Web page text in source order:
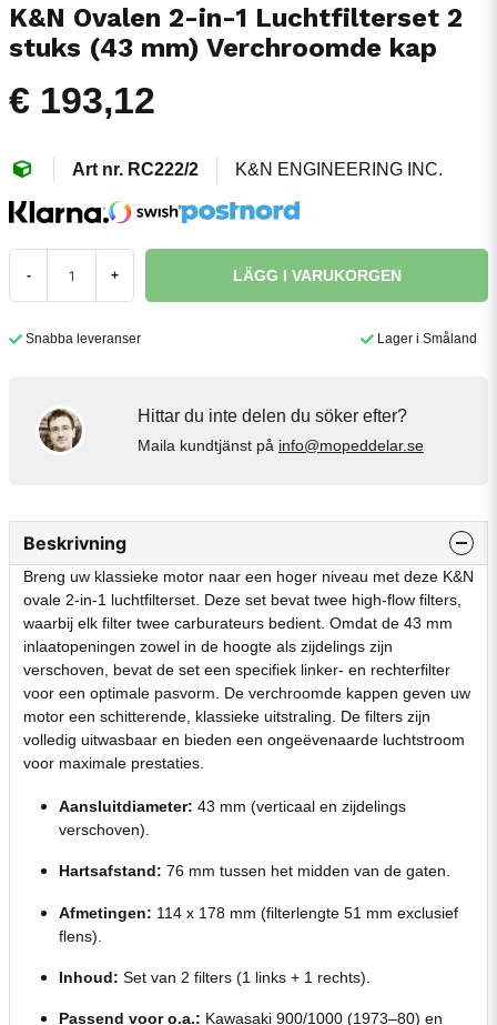
K&N Ovalen 2-in-1 Luchtfilterset 2
stuks (43 mm) Verchroomde kap
€ 193,12
RC222/2 K&N ENGINEERING INC.
- + LÄGG I VARUKORGEN
Snabba leveranser Lager i Småland
Hittar du inte delen du söker efter?
Maila kundtjänst på info@mopeddelar.se
Beskrivning
Breng uw klassieke motor naar een hoger niveau met deze K&N
ovale 2-in-1 luchtfilterset. Deze set bevat twee high-flow filters,
waarbij elk filter twee carburateurs bedient. Omdat de 43 mm
inlaatopeningen zowel in de hoogte als zijdelings zijn
verschoven, bevat de set een specifiek linker- en rechterfilter
voor een optimale pasvorm. De verchroomde kappen geven uw
motor een schitterende, klassieke uitstraling. De filters zijn
volledig uitwasbaar en bieden een ongeëvenaarde luchtstroom
voor maximale prestaties.
Aansluitdiameter: 43 mm (verticaal en zijdelings
verschoven).
Hartsafstand: 76 mm tussen het midden van de gaten.
Afmetingen: 114 x 178 mm (filterlengte 51 mm exclusief
flens).
Inhoud: Set van 2 filters (1 links + 1 rechts).
Passend voor o.a.: Kawasaki 900/1000 (1973–80) en